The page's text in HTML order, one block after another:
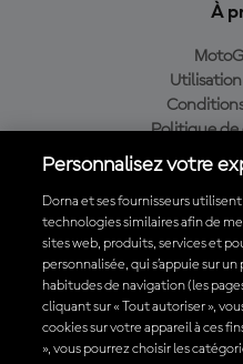
À
Politique
Télécharger l'appli
Personnalisez votre
Dorna et ses fournisseurs
technologies similaires afin de
sites web, produits, services et
personnalisée, qui s’appuie sur
habitudes de navigation (les
cliquant sur « Tout autoriser »,
cookies sur votre appareil à ces
», vous pourrez choisir les